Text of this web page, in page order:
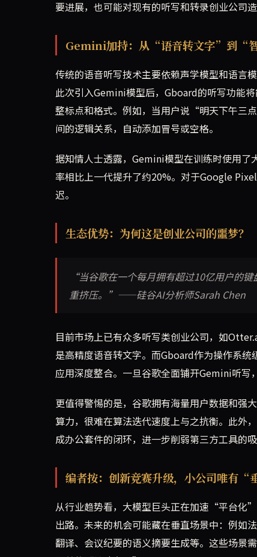
要进展，也可能对现有的听写和转录创业公司造
Gemini加持：从“语音转文字”到“
传统的语音听写技术主要依赖声学模型和语言
此次引入Gemini模型后，Gboard的听写功能
整标点和格式。例如，当用户说“明天下午
间的逻辑关系，自动添加冒号或空格。
据知情人士透露，Gemini模型在训练时使用了
率相比上一代提升了约20%。对于Google
迟。
生态优势：为何这是创业公司的噩梦？
“当谷歌在一个每月拥有超过10亿用户的
重挤压。”——硅谷AI分析师Sarah Chen
目前市场上已有众多听写类创业公司，如
是高精度语音转文字。而Gboard作为操作系
应用深度整合。一旦谷歌全面铺开Gemini听写
更值得警惕的是，谷歌拥有海量用户数据和强
算力，很难在算法迭代速度上与之抗衡。此外
成办公套件的闭环，进一步削弱第三方工具的吸
编者按：创新竞赛升级，小公司唯有“
从行业趋势看，大模型巨头正在加速“平台
出路。未来的机会可能藏在垂直场景中：例如
翻译、会议纪要的语义摘要生成等。这些场景